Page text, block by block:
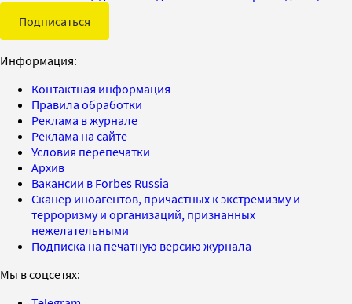
Подписаться
Информация:
Контактная информация
Правила обработки
Реклама в журнале
Реклама на сайте
Условия перепечатки
Архив
Вакансии в Forbes Russia
Сканер иноагентов, причастных к экстремизму и
терроризму и организаций, признанных
нежелательными
Подписка на печатную версию журнала
Мы в соцсетях: